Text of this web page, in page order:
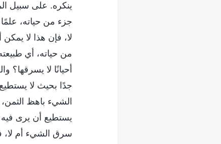
ينكره. على سبيل
جزء من حياته،
لا، فإن هذا لا
من حياته، أي
أحيانًا لا
جدًا بحيث لا
الشيء باهظ
يستطيع أن يرى فيه
سرق الشيء أم لا،